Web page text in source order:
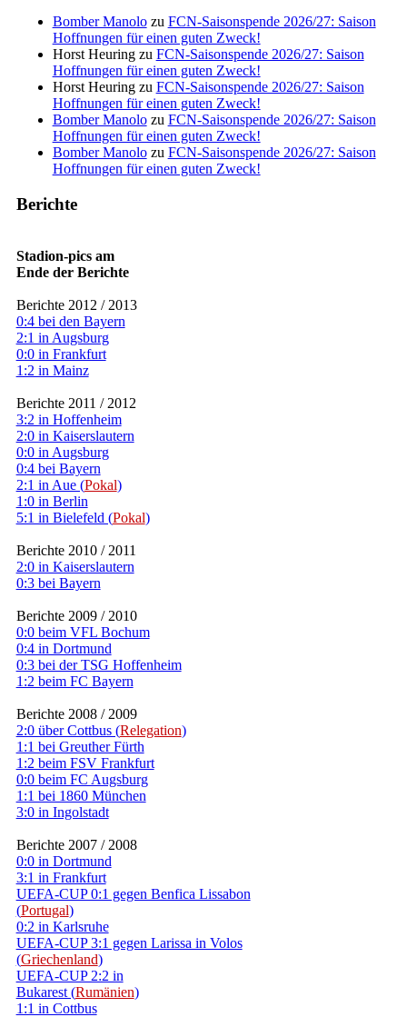
Bomber Manolozu FCN-Saisonspende 2026/27: Saison
Hoffnungen für einen guten Zweck!
Horst Heuringzu FCN-Saisonspende 2026/27: Saison
Hoffnungen für einen guten Zweck!
Horst Heuringzu FCN-Saisonspende 2026/27: Saison
Hoffnungen für einen guten Zweck!
Bomber Manolozu FCN-Saisonspende 2026/27: Saison
Hoffnungen für einen guten Zweck!
Bomber Manolozu FCN-Saisonspende 2026/27: Saison
Hoffnungen für einen guten Zweck!
Berichte
Stadion-pics am
Ende der Berichte
Berichte 2012 / 2013
0:4 bei den Bayern
2:1 in Augsburg
0:0 in Frankfurt
1:2 in Mainz
Berichte 2011 / 2012
3:2 in Hoffenheim
2:0 in Kaiserslautern
0:0 in Augsburg
0:4 bei Bayern
2:1 in Aue (Pokal)
1:0 in Berlin
5:1 in Bielefeld (Pokal)
Berichte 2010 / 2011
2:0 in Kaiserslautern
0:3 bei Bayern
Berichte 2009 / 2010
0:0 beim VFL Bochum
0:4 in Dortmund
0:3 bei der TSG Hoffenheim
1:2 beim FC Bayern
Berichte 2008 / 2009
2:0 über Cottbus (Relegation)
1:1 bei Greuther Fürth
1:2 beim FSV Frankfurt
0:0 beim FC Augsburg
1:1 bei 1860 München
3:0 in Ingolstadt
Berichte 2007 / 2008
0:0 in Dortmund
3:1 in Frankfurt
UEFA-CUP 0:1 gegen Benfica Lissabon
(Portugal)
0:2 in Karlsruhe
UEFA-CUP 3:1 gegen Larissa in Volos
(Griechenland)
UEFA-CUP 2:2 in
Bukarest (Rumänien)
1:1 in Cottbus